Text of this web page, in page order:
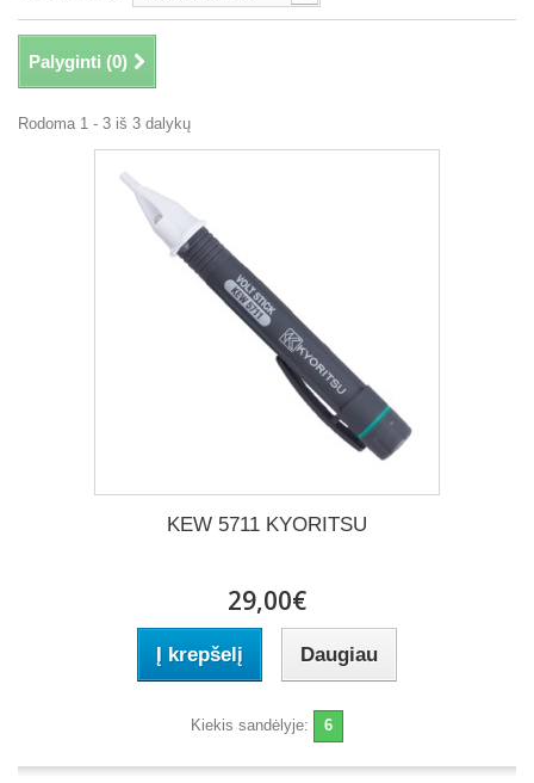
Palyginti (0)
Rodoma 1 - 3 iš 3 dalykų
KEW 5711 KYORITSU
29,00€
Į krepšelį Daugiau
Kiekis sandėlyje: 6